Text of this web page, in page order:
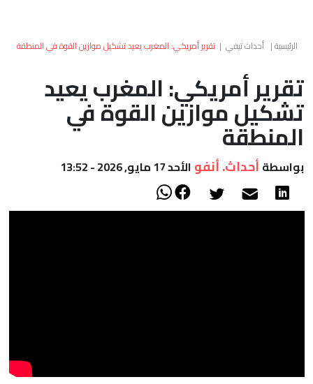
العالم
أعمدة
الصحراء
الرئيسية| أحداث تيفي | تقرير أمريكي: المغرب يعيد تشكيل موازين القوة في المنطقة
تقرير أمريكي: المغرب يعيد
تشكيل موازين القوة في
المنطقة
بواسطة أحداث. أنفو الأحد 17 مايو, 2026 - 13:52